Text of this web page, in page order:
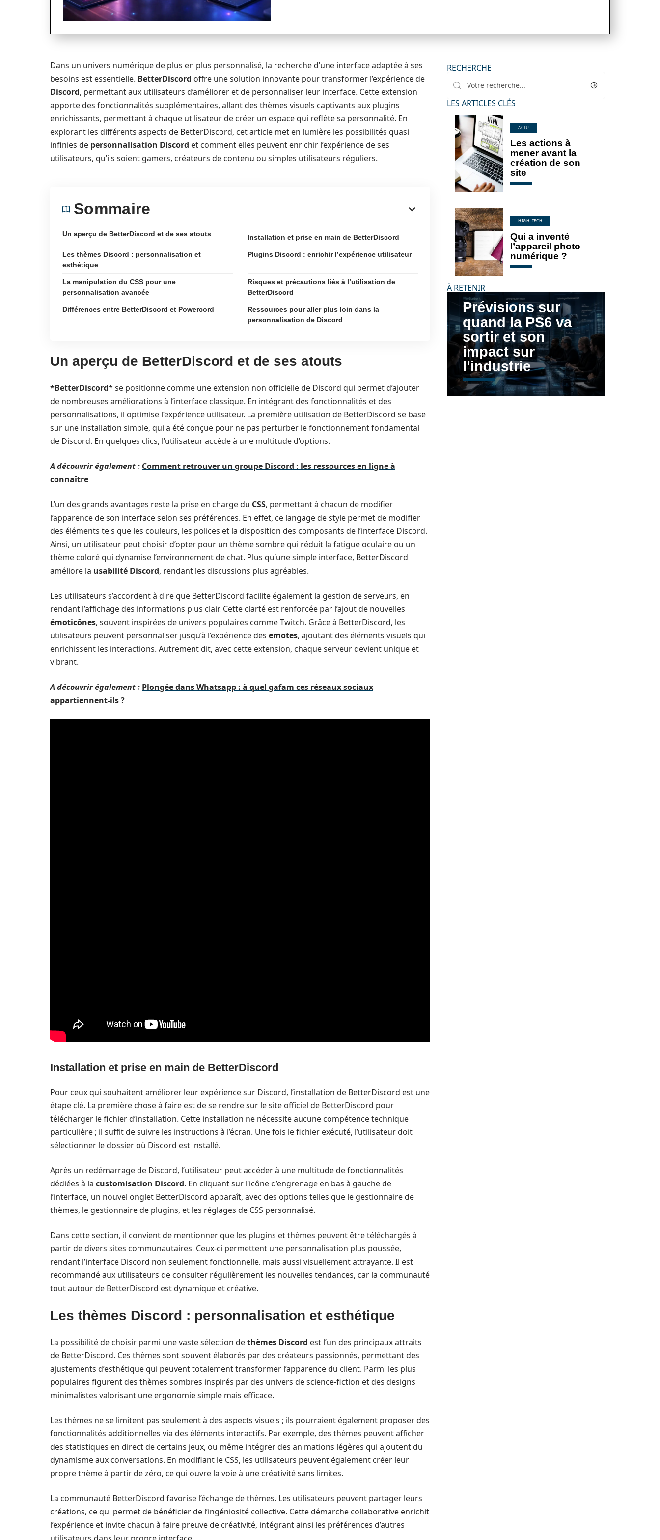
Dans un univers numérique de plus en plus personnalisé, la recherche d’une interface adaptée à ses
besoins est essentielle. BetterDiscord offre une solution innovante pour transformer l’expérience de
Discord, permettant aux utilisateurs d’améliorer et de personnaliser leur interface. Cette extension
apporte des fonctionnalités supplémentaires, allant des thèmes visuels captivants aux plugins
enrichissants, permettant à chaque utilisateur de créer un espace qui reflète sa personnalité. En
explorant les différents aspects de BetterDiscord, cet article met en lumière les possibilités quasi
infinies de personnalisation Discord et comment elles peuvent enrichir l’expérience de ses
utilisateurs, qu’ils soient gamers, créateurs de contenu ou simples utilisateurs réguliers.
Sommaire
Un aperçu de BetterDiscord et de ses atouts Installation et prise en main de BetterDiscord
Les thèmes Discord : personnalisation et
esthétique
Plugins Discord : enrichir l’expérience utilisateur
La manipulation du CSS pour une
personnalisation avancée
Risques et précautions liés à l’utilisation de
BetterDiscord
Différences entre BetterDiscord et Powercord
Ressources pour aller plus loin dans la
personnalisation de Discord
Un aperçu de BetterDiscord et de ses atouts
*BetterDiscord* se positionne comme une extension non officielle de Discord qui permet d’ajouter
de nombreuses améliorations à l’interface classique. En intégrant des fonctionnalités et des
personnalisations, il optimise l’expérience utilisateur. La première utilisation de BetterDiscord se base
sur une installation simple, qui a été conçue pour ne pas perturber le fonctionnement fondamental
de Discord. En quelques clics, l’utilisateur accède à une multitude d’options.
A découvrir également : Comment retrouver un groupe Discord : les ressources en ligne à
connaître
L’un des grands avantages reste la prise en charge du CSS, permettant à chacun de modifier
l’apparence de son interface selon ses préférences. En effet, ce langage de style permet de modifier
des éléments tels que les couleurs, les polices et la disposition des composants de l’interface Discord.
Ainsi, un utilisateur peut choisir d’opter pour un thème sombre qui réduit la fatigue oculaire ou un
thème coloré qui dynamise l’environnement de chat. Plus qu’une simple interface, BetterDiscord
améliore la usabilité Discord, rendant les discussions plus agréables.
Les utilisateurs s’accordent à dire que BetterDiscord facilite également la gestion de serveurs, en
rendant l’affichage des informations plus clair. Cette clarté est renforcée par l’ajout de nouvelles
émoticônes, souvent inspirées de univers populaires comme Twitch. Grâce à BetterDiscord, les
utilisateurs peuvent personnaliser jusqu’à l’expérience des emotes, ajoutant des éléments visuels qui
enrichissent les interactions. Autrement dit, avec cette extension, chaque serveur devient unique et
vibrant.
A découvrir également : Plongée dans Whatsapp : à quel gafam ces réseaux sociaux
appartiennent-ils ?
Installation et prise en main de BetterDiscord
Pour ceux qui souhaitent améliorer leur expérience sur Discord, l’installation de BetterDiscord est une
étape clé. La première chose à faire est de se rendre sur le site officiel de BetterDiscord pour
télécharger le fichier d’installation. Cette installation ne nécessite aucune compétence technique
particulière ; il suffit de suivre les instructions à l’écran. Une fois le fichier exécuté, l’utilisateur doit
sélectionner le dossier où Discord est installé.
Après un redémarrage de Discord, l’utilisateur peut accéder à une multitude de fonctionnalités
dédiées à la customisation Discord. En cliquant sur l’icône d’engrenage en bas à gauche de
l’interface, un nouvel onglet BetterDiscord apparaît, avec des options telles que le gestionnaire de
thèmes, le gestionnaire de plugins, et les réglages de CSS personnalisé.
Dans cette section, il convient de mentionner que les plugins et thèmes peuvent être téléchargés à
partir de divers sites communautaires. Ceux-ci permettent une personnalisation plus poussée,
rendant l’interface Discord non seulement fonctionnelle, mais aussi visuellement attrayante. Il est
recommandé aux utilisateurs de consulter régulièrement les nouvelles tendances, car la communauté
tout autour de BetterDiscord est dynamique et créative.
Les thèmes Discord : personnalisation et esthétique
La possibilité de choisir parmi une vaste sélection dethèmes Discord est l’un des principaux attraits
de BetterDiscord. Ces thèmes sont souvent élaborés par des créateurs passionnés, permettant des
ajustements d’esthétique qui peuvent totalement transformer l’apparence du client. Parmi les plus
populaires figurent des thèmes sombres inspirés par des univers de science-fiction et des designs
minimalistes valorisant une ergonomie simple mais efficace.
Les thèmes ne se limitent pas seulement à des aspects visuels ; ils pourraient également proposer des
fonctionnalités additionnelles via des éléments interactifs. Par exemple, des thèmes peuvent afficher
des statistiques en direct de certains jeux, ou même intégrer des animations légères qui ajoutent du
dynamisme aux conversations. En modifiant le CSS, les utilisateurs peuvent également créer leur
propre thème à partir de zéro, ce qui ouvre la voie à une créativité sans limites.
La communauté BetterDiscord favorise l’échange de thèmes. Les utilisateurs peuvent partager leurs
créations, ce qui permet de bénéficier de l’ingéniosité collective. Cette démarche collaborative enrichit
l’expérience et invite chacun à faire preuve de créativité, intégrant ainsi les préférences d’autres
RECHERCHE
LES ARTICLES CLÉS
ACTU
Les actions à
mener avant la
création de son
site
HIGH-TECH
Qui a inventé
l’appareil photo
numérique ?
À RETENIR
Prévisions sur
quand la PS6 va
sortir et son
impact sur
l’industrie